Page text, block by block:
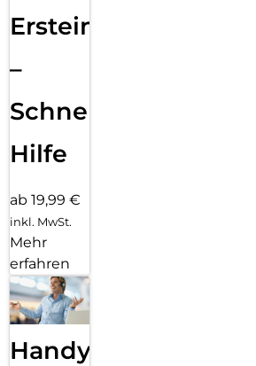
Ersteinrichtung
–
Schnelle
Hilfe
ab 19,99 €
inkl. MwSt.
Mehr
erfahren
Handy